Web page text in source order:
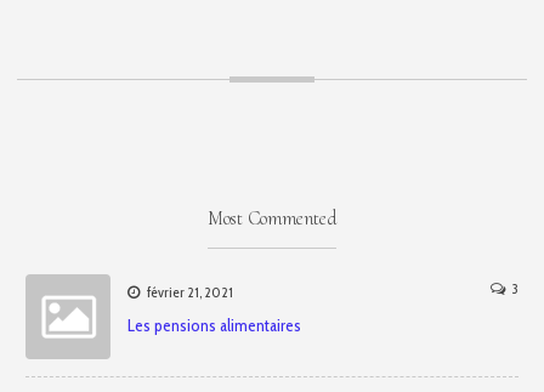
Most Commented
février 21, 2021 3
Les pensions alimentaires